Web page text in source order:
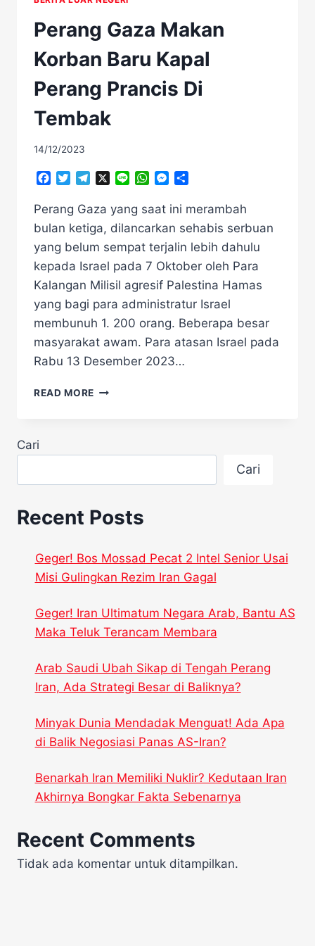
Perang Gaza Makan
Korban Baru Kapal
Perang Prancis Di
Tembak
14/12/2023
Facebook
TwitterTelegramLine WhatsAppMessenger
Perang Gaza yang saat ini merambah
bulan ketiga, dilancarkan sehabis serbuan
yang belum sempat terjalin lebih dahulu
kepada Israel pada 7 Oktober oleh Para
Kalangan Milisil agresif Palestina Hamas
yang bagi para administratur Israel
membunuh 1. 200 orang. Beberapa besar
masyarakat awam. Para atasan Israel pada
Rabu 13 Desember 2023…
READ MORE PERANG
DI
TEMBAK
Cari
Cari
Recent Posts
Geger! Bos Mossad Pecat 2 Intel Senior Usai
Misi Gulingkan Rezim Iran Gagal
Geger! Iran Ultimatum Negara Arab, Bantu AS
Maka Teluk Terancam Membara
Arab Saudi Ubah Sikap di Tengah Perang
Iran, Ada Strategi Besar di Baliknya?
Minyak Dunia Mendadak Menguat! Ada Apa
di Balik Negosiasi Panas AS-Iran?
Benarkah Iran Memiliki Nuklir? Kedutaan Iran
Akhirnya Bongkar Fakta Sebenarnya
Recent Comments
Tidak ada komentar untuk ditampilkan.